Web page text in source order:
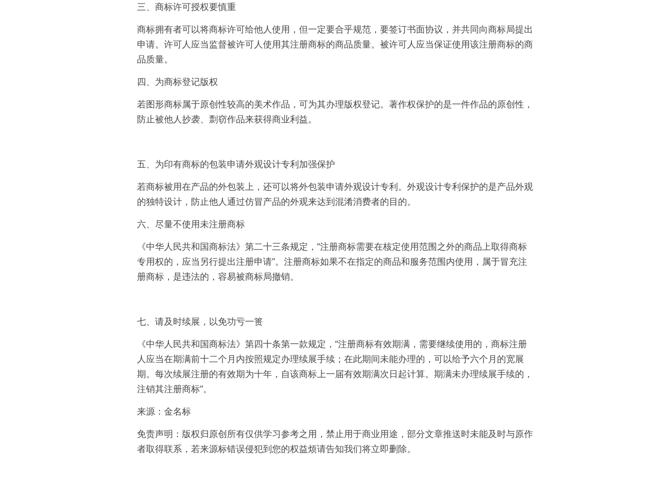
三、商标许可授权要慎重
商标拥有者可以将商标许可给他人使用，但一定要合乎规范，要签订书面协议，并共同向商标局提出
申请。许可人应当监督被许可人使用其注册商标的商品质量。被许可人应当保证使用该注册商标的商
品质量。
四、为商标登记版权
若图形商标属于原创性较高的美术作品，可为其办理版权登记。著作权保护的是一件作品的原创性，
防止被他人抄袭、剽窃作品来获得商业利益。
五、为印有商标的包装申请外观设计专利加强保护
若商标被用在产品的外包装上，还可以将外包装申请外观设计专利。外观设计专利保护的是产品外观
的独特设计，防止他人通过仿冒产品的外观来达到混淆消费者的目的。
六、尽量不使用未注册商标
《中华人民共和国商标法》第二十三条规定，“注册商标需要在核定使用范围之外的商品上取得商标
专用权的，应当另行提出注册申请”。注册商标如果不在指定的商品和服务范围内使用，属于冒充注
册商标，是违法的，容易被商标局撤销。
七、请及时续展，以免功亏一篑
《中华人民共和国商标法》第四十条第一款规定，“注册商标有效期满，需要继续使用的，商标注册
人应当在期满前十二个月内按照规定办理续展手续；在此期间未能办理的，可以给予六个月的宽展
期。每次续展注册的有效期为十年，自该商标上一届有效期满次日起计算。期满未办理续展手续的，
注销其注册商标”。
来源：金名标
免责声明：版权归原创所有仅供学习参考之用，禁止用于商业用途，部分文章推送时未能及时与原作
者取得联系，若来源标错误侵犯到您的权益烦请告知我们将立即删除。